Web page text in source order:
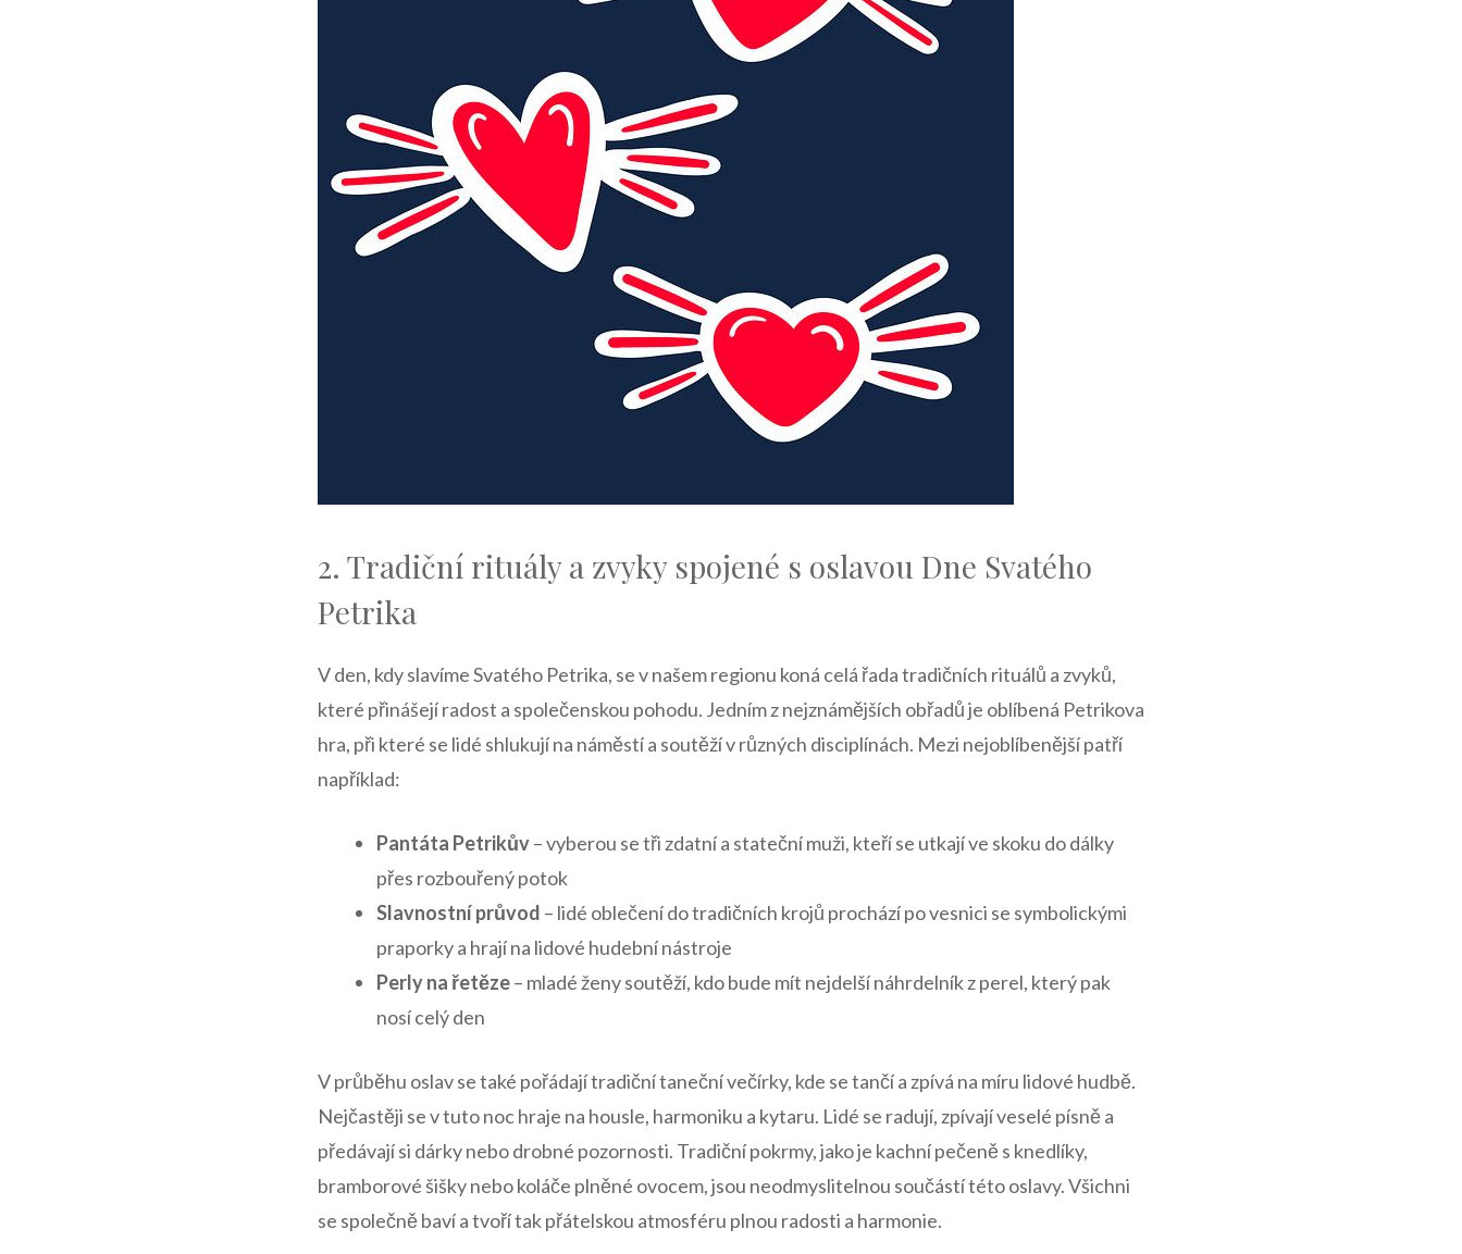
2. Tradiční rituály a zvyky ‌spojené​ s oslavou Dne Svatého
Petrika
V den, kdy⁢ slavíme Svatého ‌Petrika,⁤ se‌ v našem⁤ regionu ⁢koná‍ celá ⁢řada tradičních rituálů a zvyků,
které přinášejí radost a společenskou pohodu. Jedním z nejznámějších‌ obřadů je oblíbená ⁤Petrikova
⁢hra, při které se lidé shlukují ⁤na náměstí a soutěží v různých⁣ disciplínách. Mezi nejoblíbenější ⁢patří
například: ⁤
Pantáta⁢ Petrikův–‌ vyberou ‌se tři zdatní ‌a stateční muži, kteří ⁢se utkají ​ve skoku do dálky
přes‌ rozbouřený potok
Slavnostní⁤ průvod –‌ lidé oblečení ⁢do tradičních krojů prochází po vesnici se symbolickými
praporky⁤ a hrají ⁤na lidové hudební nástroje
Perly‍ na řetěze– mladé ženy soutěží, kdo bude mít nejdelší náhrdelník ⁣z perel, který pak⁢
nosí celý ​den
V průběhu oslav se také pořádají tradiční taneční večírky, kde se tančí​ a zpívá na míru lidové hudbě.
⁢Nejčastěji⁢ se​ v tuto noc hraje‌ na​ housle,‍ harmoniku a⁣ kytaru. Lidé se radují,‌ zpívají veselé písně a
předávají si dárky‌ nebo drobné pozornosti. ⁤Tradiční pokrmy, jako je ⁢kachní pečeně s⁢ knedlíky,
bramborové šišky nebo koláče plněné ovocem, jsou⁣ neodmyslitelnou součástí​ této oslavy. Všichni
se společně‍ baví a tvoří tak přátelskou atmosféru plnou‍ radosti a harmonie.